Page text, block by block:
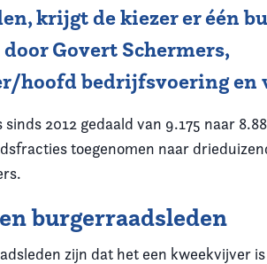
krijgt de kiezer er één
Govert Schermers,
hoofd bedrijfsvoering en
2012 gedaald van 9.175 naar
toegenomen naar
burgerraadsleden
zijn dat het een kweekvijver